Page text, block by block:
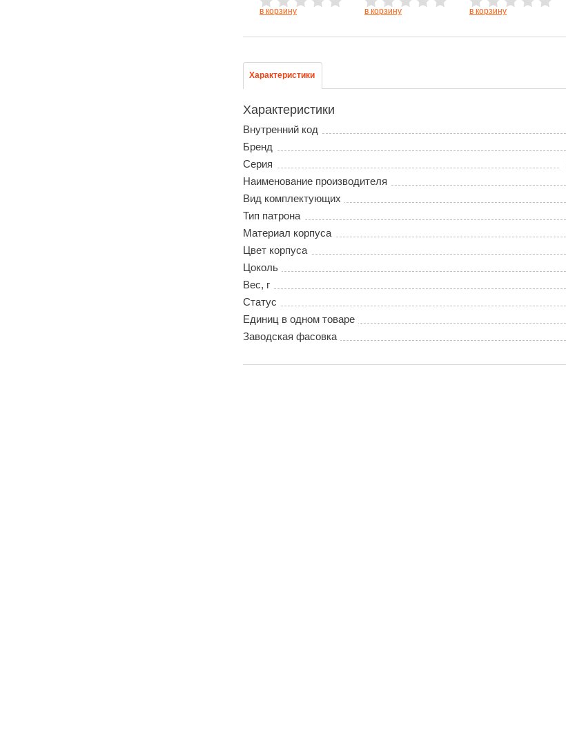
в корзину в корзину в корзину
Характеристики
Характеристики
Внутренний код
Бренд
Серия
Наименование производителя
Вид комплектующих
Тип патрона
Материал корпуса
Цвет корпуса
Цоколь
Вес, г
Статус
Единиц в одном товаре
Заводская фасовка